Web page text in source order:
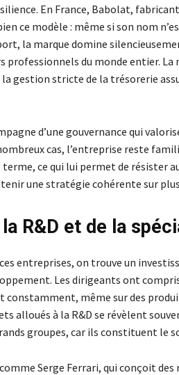
En France, Babolat,
ce modèle : même si son nom
la marque domine
professionnels du monde entier.
gestion stricte de la trésorerie
d’une gouvernance qui
cas, l’entreprise reste
ce qui lui permet de résister
une stratégie cohérente sur
R&D et de la
entreprises, on trouve un
Les dirigeants ont
même sur des
alloués à la R&D se révèlent
groupes, car ils constituent le
Serge Ferrari, qui conçoit